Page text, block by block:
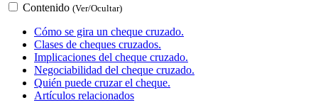
Contenido (Ver/Ocultar)
Cómo se gira un cheque cruzado.
Clases de cheques cruzados.
Implicaciones del cheque cruzado.
Negociabilidad del cheque cruzado.
Quién puede cruzar el cheque.
Artículos relacionados